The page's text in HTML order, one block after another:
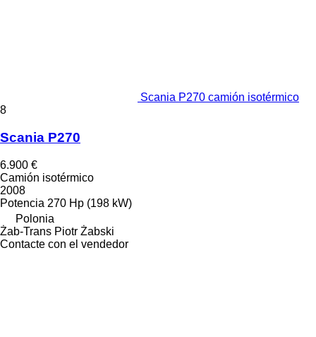
Scania P270 camión isotérmico
8
Scania P270
6.900 €
Camión isotérmico
2008
Potencia 270 Hp (198 kW)
Polonia
Żab-Trans Piotr Żabski
Contacte con el vendedor